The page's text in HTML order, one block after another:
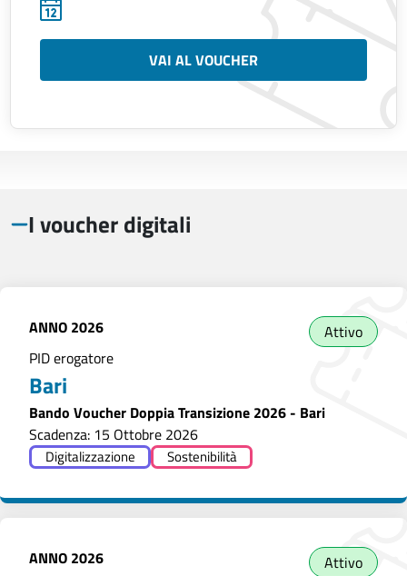
VAI AL VOUCHER
I voucher digitali
ANNO 2026
Attivo
PID erogatore
Bari
Bando Voucher Doppia Transizione 2026 - Bari
Scadenza: 15 Ottobre 2026
Digitalizzazione Sostenibilità
ANNO 2026
Attivo